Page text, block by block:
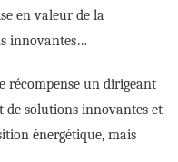
en valeur de la
innovantes…
récompense un dirigeant
de solutions innovantes et
énergétique, mais